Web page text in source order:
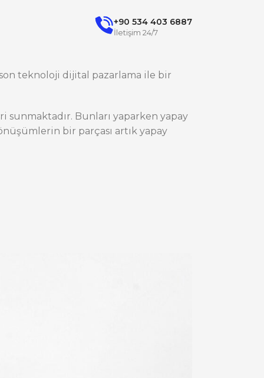
+90 534 403 6887
İletişim 24/7
teknoloji dijital pazarlama ile bir
Bunları yaparken yapay
bir parçası artık yapay